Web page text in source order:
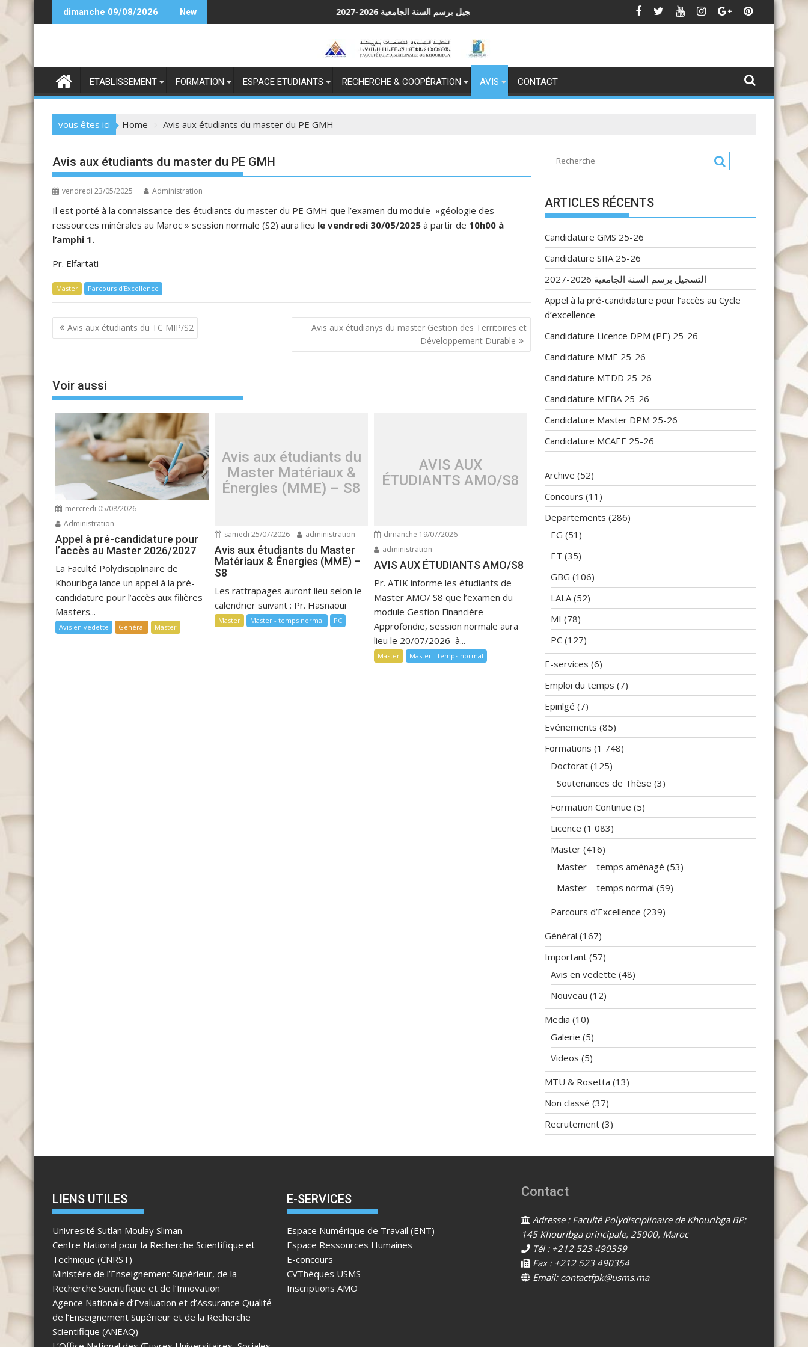
to
dimanche 09/08/2026 New
Candidature SIIA 25-26 التسجيل برسم السنة الجامعية 2026-2027 Appel à la pré-candidature pour l’accès au Cycle
ETABLISSEMENT FORMATION ESPACE ETUDIANTS RECHERCHE & COOPÉRATION AVIS CONTACT
vous êtes ici Home Avis aux étudiants du master du PE GMH
Avis aux étudiants du master du PE GMH
vendredi 23/05/2025 Administration
Il est porté à la connaissance des étudiants du master du PE GMH que l’examen du module »géologie des
ressources minérales au Maroc » session normale (S2) aura lieu le vendredi 30/05/2025 à partir de 10h00 à
l’amphi 1.
Pr. Elfartati
Master Parcours d’Excellence
Navigation
de
Avis aux étudiants du TC MIP/S2
Avis aux étudianys du master Gestion des Territoires et
Développement Durable
Voir aussi
mercredi 05/08/2026
Administration
Appel à pré-candidature pour
l’accès au Master 2026/2027
La Faculté Polydisciplinaire de
Khouribga lance un appel à la pré-
candidature pour l’accès aux filières
Masters...
Avis en vedette Général Master
Avis aux étudiants du
Master Matériaux &
Énergies (MME) – S8
samedi 25/07/2026 administration
Avis aux étudiants du Master
Matériaux & Énergies (MME) –
S8
Les rattrapages auront lieu selon le
calendrier suivant : Pr. Hasnaoui
Master Master - temps normal PC
AVIS AUX
ÉTUDIANTS AMO/S8
dimanche 19/07/2026
administration
AVIS AUX ÉTUDIANTS AMO/S8
Pr. ATIK informe les étudiants de
Master AMO/ S8 que l’examen du
module Gestion Financière
Approfondie, session normale aura
lieu le 20/07/2026 à...
Master Master - temps normal
ARTICLES RÉCENTS
Candidature GMS 25-26
Candidature SIIA 25-26
التسجيل برسم السنة الجامعية 2026-2027
Appel à la pré-candidature pour l’accès au Cycle
d’excellence
Candidature Licence DPM (PE) 25-26
Candidature MME 25-26
Candidature MTDD 25-26
Candidature MEBA 25-26
Candidature Master DPM 25-26
Candidature MCAEE 25-26
Archive (52)
Concours (11)
Departements (286)
EG (51)
ET (35)
GBG (106)
LALA(52)
MI (78)
PC (127)
E-services (6)
Emploi du temps (7)
Epinlgé (7)
Evénements (85)
Formations (1 748)
Doctorat (125)
Soutenances de Thèse (3)
Formation Continue (5)
Licence (1 083)
Master (416)
Master – temps aménagé (53)
Master – temps normal (59)
Parcours d’Excellence (239)
Général (167)
Important (57)
Avis en vedette (48)
Nouveau (12)
Media (10)
Galerie (5)
Videos (5)
MTU & Rosetta (13)
Non classé (37)
Recrutement (3)
LIENS UTILES
Univresité Sutlan Moulay Sliman
Centre National pour la Recherche Scientifique et
Technique (CNRST)
Ministère de l’Enseignement Supérieur, de la
Recherche Scientifique et de l’Innovation
Agence Nationale d’Evaluation et d’Assurance Qualité
de l’Enseignement Supérieur et de la Recherche
Scientifique (ANEAQ)
E-SERVICES
Espace Numérique de Travail (ENT)
Espace Ressources Humaines
E-concours
CVThèques USMS
Inscriptions AMO
Contact
Adresse : Faculté Polydisciplinaire de Khouribga BP:
145 Khouribga principale, 25000, Maroc
Tél : +212 523 490359
Fax : +212 523 490354
Email: contactfpk@usms.ma